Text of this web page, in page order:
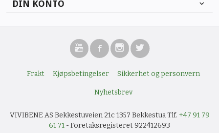
DIN KONTO
Frakt Kjøpsbetingelser Sikkerhet og personvern
Nyhetsbrev
VIVIBENE AS Bekkestuveien 21c 1357 Bekkestua Tlf. +47 91 79
61 71 - Foretaksregisteret 922412693